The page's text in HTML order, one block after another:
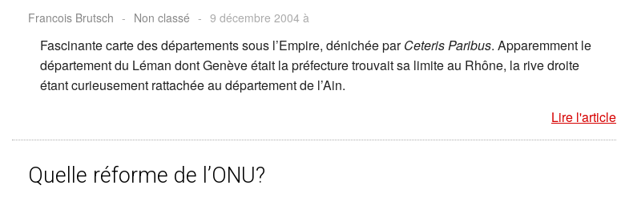
Francois Brutsch - Non classé - 9 décembre 2004 à
Fascinante carte des départements sous l’Empire, dénichée parCeteris Paribus. Apparemment le
département du Léman dont Genève était la préfecture trouvait sa limite au Rhône, la rive droite
étant curieusement rattachée au département de l’Ain.
Lire l'article
Quelle réforme de l’ONU?